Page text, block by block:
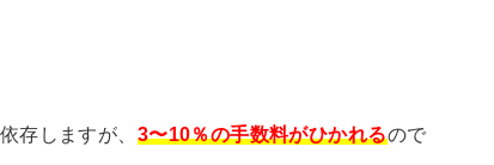
存しますが、 3〜10％の手数料がひかれるので